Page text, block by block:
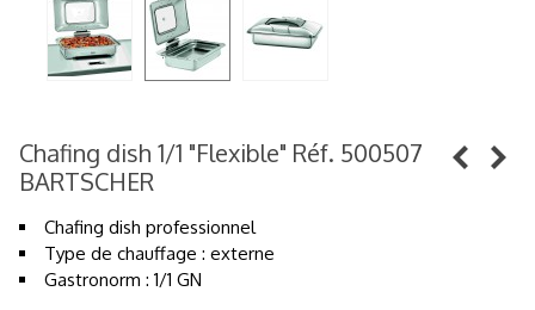
Chafing dish 1/1 "Flexible" Réf. 500507
BARTSCHER
Chafing dish professionnel
Type de chauffage : externe
Gastronorm : 1/1 GN